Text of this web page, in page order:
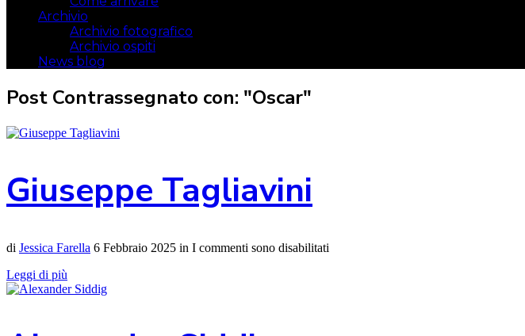
Archivio
Archivio fotografico
Archivio ospiti
News blog
Post Contrassegnato con: "Oscar"
Giuseppe Tagliavini
di Jessica Farella 6 Febbraio 2025 in I commenti sono disabilitati
Leggi di più